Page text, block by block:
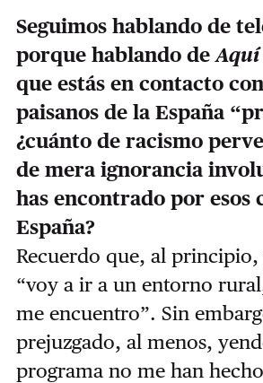
Seguimos hablando de
porque hablando de
que estás en contacto
paisanos de la España
¿cuánto de racismo
de mera ignorancia
has encontrado por esos
España?
Recuerdo que, al
“voy a ir a un entorno
me encuentro”. Sin
prejuzgado, al menos,
programa no me han